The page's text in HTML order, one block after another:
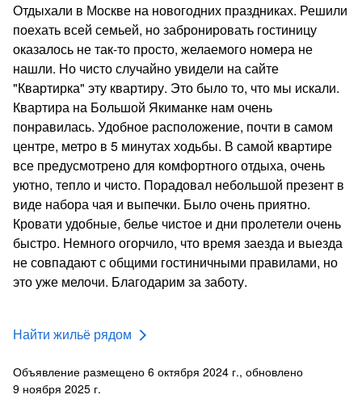
Отдыхали в Москве на новогодних праздниках. Решили
поехать всей семьей, но забронировать гостиницу
оказалось не так-то просто, желаемого номера не
нашли. Но чисто случайно увидели на сайте
"Квартирка" эту квартиру. Это было то, что мы искали.
Квартира на Большой Якиманке нам очень
понравилась. Удобное расположение, почти в самом
центре, метро в 5 минутах ходьбы. В самой квартире
все предусмотрено для комфортного отдыха, очень
уютно, тепло и чисто. Порадовал небольшой презент в
виде набора чая и выпечки. Было очень приятно.
Кровати удобные, белье чистое и дни пролетели очень
быстро. Немного огорчило, что время заезда и выезда
не совпадают с общими гостиничными правилами, но
это уже мелочи. Благодарим за заботу.
Найти жильё рядом
Объявление размещено 6 октября 2024 г., обновлено
9 ноября 2025 г.